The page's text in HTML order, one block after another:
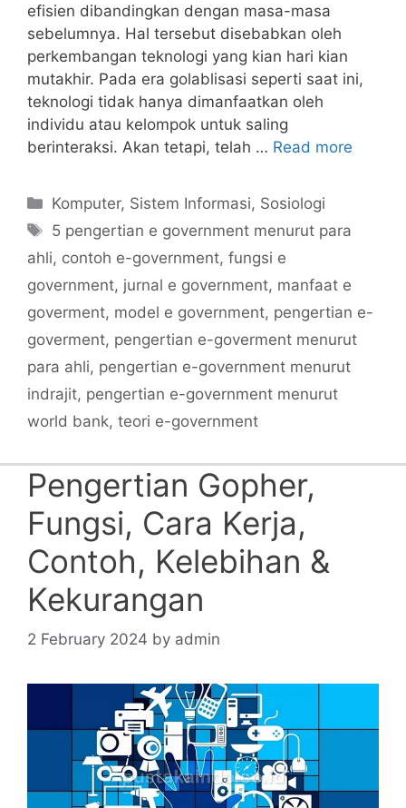
efisien dibandingkan dengan masa-masa
sebelumnya. Hal tersebut disebabkan oleh
perkembangan teknologi yang kian hari kian
mutakhir. Pada era golablisasi seperti saat ini,
teknologi tidak hanya dimanfaatkan oleh
individu atau kelompok untuk saling
berinteraksi. Akan tetapi, telah … Read more
Categories
Komputer, Sistem Informasi, Sosiologi
Tags
5 pengertian e government menurut para
ahli, contoh e-government, fungsi e
government, jurnal e government, manfaat e
goverment, model e government, pengertian e-
goverment, pengertian e-goverment menurut
para ahli, pengertian e-government menurut
indrajit, pengertian e-government menurut
world bank, teori e-government
Pengertian Gopher,
Fungsi, Cara Kerja,
Contoh, Kelebihan &
Kekurangan
2 February 2024 by admin